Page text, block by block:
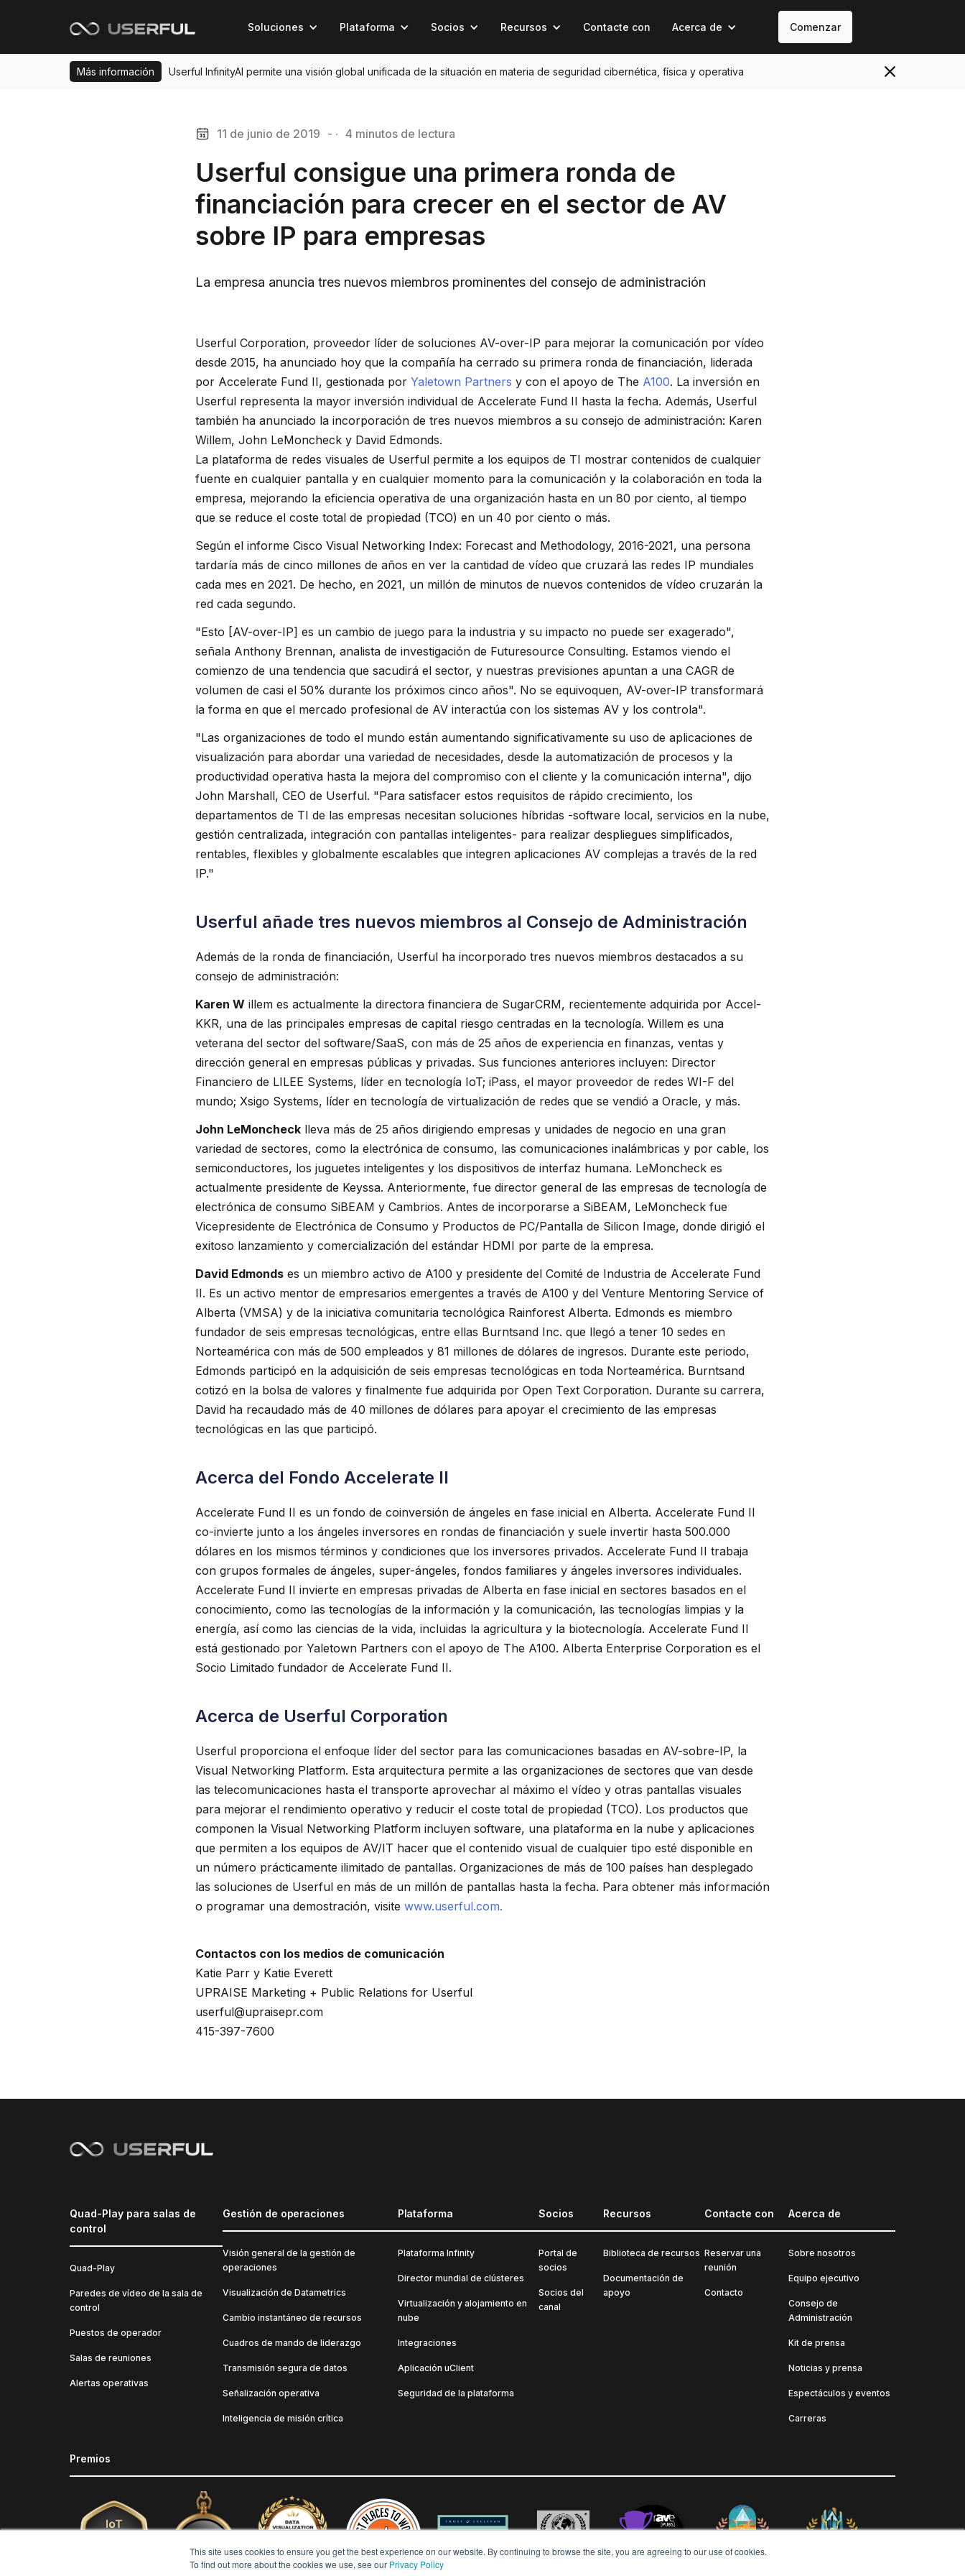
This site uses cookies to ensure you get the best experience on our website. By continuing to browse the site, you are agreeing to our use of cookies.
To find out more about the cookies we use, see our Privacy Policy
Soluciones Plataforma Socios Recursos Contacte con Acerca de Comenzar
Más información Userful InfinityAI permite una visión global unificada de la situación en materia de seguridad cibernética, física y operativa
11 de junio de 2019 - · 4 minutos de lectura
Userful consigue una primera ronda de
financiación para crecer en el sector de AV
sobre IP para empresas
La empresa anuncia tres nuevos miembros prominentes del consejo de administración
Userful Corporation, proveedor líder de soluciones AV-over-IP para mejorar la comunicación por vídeo
desde 2015, ha anunciado hoy que la compañía ha cerrado su primera ronda de financiación, liderada
por Accelerate Fund II, gestionada por Yaletown Partners y con el apoyo de The A100. La inversión en
Userful representa la mayor inversión individual de Accelerate Fund II hasta la fecha. Además, Userful
también ha anunciado la incorporación de tres nuevos miembros a su consejo de administración: Karen
Willem, John LeMoncheck y David Edmonds.
La plataforma de redes visuales de Userful permite a los equipos de TI mostrar contenidos de cualquier
fuente en cualquier pantalla y en cualquier momento para la comunicación y la colaboración en toda la
empresa, mejorando la eficiencia operativa de una organización hasta en un 80 por ciento, al tiempo
que se reduce el coste total de propiedad (TCO) en un 40 por ciento o más.
Según el informe Cisco Visual Networking Index: Forecast and Methodology, 2016-2021, una persona
tardaría más de cinco millones de años en ver la cantidad de vídeo que cruzará las redes IP mundiales
cada mes en 2021. De hecho, en 2021, un millón de minutos de nuevos contenidos de vídeo cruzarán la
red cada segundo.
"Esto [AV-over-IP] es un cambio de juego para la industria y su impacto no puede ser exagerado",
señala Anthony Brennan, analista de investigación de Futuresource Consulting. Estamos viendo el
comienzo de una tendencia que sacudirá el sector, y nuestras previsiones apuntan a una CAGR de
volumen de casi el 50% durante los próximos cinco años". No se equivoquen, AV-over-IP transformará
la forma en que el mercado profesional de AV interactúa con los sistemas AV y los controla".
"Las organizaciones de todo el mundo están aumentando significativamente su uso de aplicaciones de
visualización para abordar una variedad de necesidades, desde la automatización de procesos y la
productividad operativa hasta la mejora del compromiso con el cliente y la comunicación interna", dijo
John Marshall, CEO de Userful. "Para satisfacer estos requisitos de rápido crecimiento, los
departamentos de TI de las empresas necesitan soluciones híbridas -software local, servicios en la nube,
gestión centralizada, integración con pantallas inteligentes- para realizar despliegues simplificados,
rentables, flexibles y globalmente escalables que integren aplicaciones AV complejas a través de la red
IP."
Userful añade tres nuevos miembros al Consejo de Administración
Además de la ronda de financiación, Userful ha incorporado tres nuevos miembros destacados a su
consejo de administración:
Karen W illem es actualmente la directora financiera de SugarCRM, recientemente adquirida por Accel-
KKR, una de las principales empresas de capital riesgo centradas en la tecnología. Willem es una
veterana del sector del software/SaaS, con más de 25 años de experiencia en finanzas, ventas y
dirección general en empresas públicas y privadas. Sus funciones anteriores incluyen: Director
Financiero de LILEE Systems, líder en tecnología IoT; iPass, el mayor proveedor de redes WI-F del
mundo; Xsigo Systems, líder en tecnología de virtualización de redes que se vendió a Oracle, y más.
John LeMoncheck lleva más de 25 años dirigiendo empresas y unidades de negocio en una gran
variedad de sectores, como la electrónica de consumo, las comunicaciones inalámbricas y por cable, los
semiconductores, los juguetes inteligentes y los dispositivos de interfaz humana. LeMoncheck es
actualmente presidente de Keyssa. Anteriormente, fue director general de las empresas de tecnología de
electrónica de consumo SiBEAM y Cambrios. Antes de incorporarse a SiBEAM, LeMoncheck fue
Vicepresidente de Electrónica de Consumo y Productos de PC/Pantalla de Silicon Image, donde dirigió el
exitoso lanzamiento y comercialización del estándar HDMI por parte de la empresa.
David Edmonds es un miembro activo de A100 y presidente del Comité de Industria de Accelerate Fund
II. Es un activo mentor de empresarios emergentes a través de A100 y del Venture Mentoring Service of
Alberta (VMSA) y de la iniciativa comunitaria tecnológica Rainforest Alberta. Edmonds es miembro
fundador de seis empresas tecnológicas, entre ellas Burntsand Inc. que llegó a tener 10 sedes en
Norteamérica con más de 500 empleados y 81 millones de dólares de ingresos. Durante este periodo,
Edmonds participó en la adquisición de seis empresas tecnológicas en toda Norteamérica. Burntsand
cotizó en la bolsa de valores y finalmente fue adquirida por Open Text Corporation. Durante su carrera,
David ha recaudado más de 40 millones de dólares para apoyar el crecimiento de las empresas
tecnológicas en las que participó.
Acerca del Fondo Accelerate II
Accelerate Fund II es un fondo de coinversión de ángeles en fase inicial en Alberta. Accelerate Fund II
co-invierte junto a los ángeles inversores en rondas de financiación y suele invertir hasta 500.000
dólares en los mismos términos y condiciones que los inversores privados. Accelerate Fund II trabaja
con grupos formales de ángeles, super-ángeles, fondos familiares y ángeles inversores individuales.
Accelerate Fund II invierte en empresas privadas de Alberta en fase inicial en sectores basados en el
conocimiento, como las tecnologías de la información y la comunicación, las tecnologías limpias y la
energía, así como las ciencias de la vida, incluidas la agricultura y la biotecnología. Accelerate Fund II
está gestionado por Yaletown Partners con el apoyo de The A100. Alberta Enterprise Corporation es el
Socio Limitado fundador de Accelerate Fund II.
Acerca de Userful Corporation
Userful proporciona el enfoque líder del sector para las comunicaciones basadas en AV-sobre-IP, la
Visual Networking Platform. Esta arquitectura permite a las organizaciones de sectores que van desde
las telecomunicaciones hasta el transporte aprovechar al máximo el vídeo y otras pantallas visuales
para mejorar el rendimiento operativo y reducir el coste total de propiedad (TCO). Los productos que
componen la Visual Networking Platform incluyen software, una plataforma en la nube y aplicaciones
que permiten a los equipos de AV/IT hacer que el contenido visual de cualquier tipo esté disponible en
un número prácticamente ilimitado de pantallas. Organizaciones de más de 100 países han desplegado
las soluciones de Userful en más de un millón de pantallas hasta la fecha. Para obtener más información
o programar una demostración, visite www.userful.com.
Contactos con los medios de comunicación
Katie Parr y Katie Everett
UPRAISE Marketing + Public Relations for Userful
userful@upraisepr.com
415-397-7600
Quad-Play para salas de
control
Quad-Play
Paredes de vídeo de la sala de
control
Puestos de operador
Salas de reuniones
Alertas operativas
Gestión de operaciones
Visión general de la gestión de
operaciones
Visualización de Datametrics
Cambio instantáneo de recursos
Cuadros de mando de liderazgo
Transmisión segura de datos
Señalización operativa
Inteligencia de misión crítica
Plataforma
Plataforma Infinity
Director mundial de clústeres
Virtualización y alojamiento en
nube
Integraciones
Aplicación uClient
Seguridad de la plataforma
Socios
Portal de
socios
Socios del
canal
Recursos
Biblioteca de recursos
Documentación de
apoyo
Contacte con
Reservar una
reunión
Contacto
Acerca de
Sobre nosotros
Equipo ejecutivo
Consejo de
Administración
Kit de prensa
Noticias y prensa
Espectáculos y eventos
Carreras
Premios